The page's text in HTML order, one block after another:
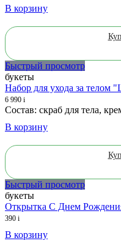
В корзину
Быстрый просмотр
букеты
Набор для ухода за телом
6 990 i
Состав: скраб для тела,
В корзину
Быстрый просмотр
букеты
Открытка С Днем
390 i
В корзину